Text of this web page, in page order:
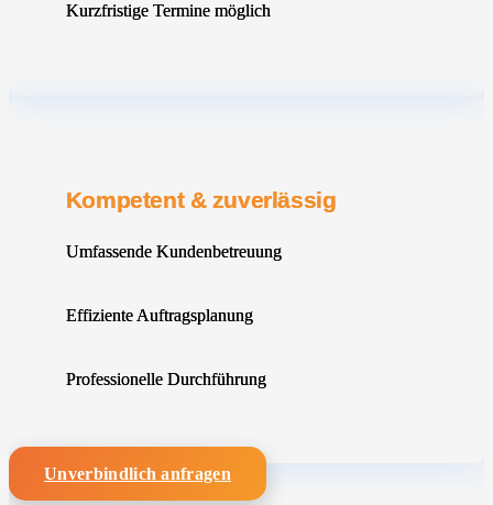
Kurzfristige Termine möglich
Kompetent & zuverlässig
Umfassende Kundenbetreuung
Effiziente Auftragsplanung
Professionelle Durchführung
Unverbindlich anfragen